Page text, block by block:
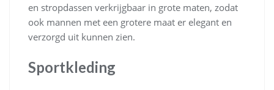
en stropdassen verkrijgbaar in grote maten, zodat
ook mannen met een grotere maat er elegant en
verzorgd uit kunnen zien.
Sportkleding